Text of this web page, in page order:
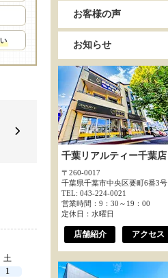
土
1
お客様の声
お知らせ
千葉リアルティー千葉店
〒260-0017
千葉県千葉市中央区要町6番3号
TEL: 043-224-0021
営業時間：9：30～19：00
定休日：水曜日
店舗紹介 アクセス